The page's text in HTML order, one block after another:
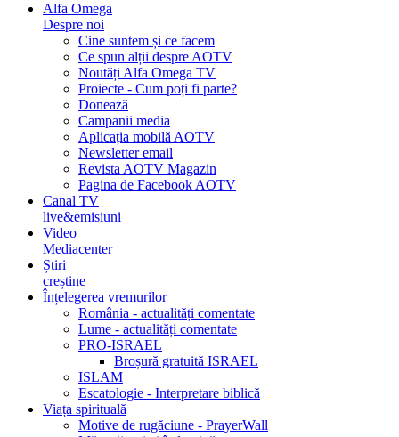
Alfa Omega
Despre noi
Cine suntem și ce facem
Ce spun alții despre AOTV
Noutăți Alfa Omega TV
Proiecte - Cum poți fi parte?
Donează
Campanii media
Aplicația mobilă AOTV
Newsletter email
Revista AOTV Magazin
Pagina de Facebook AOTV
Canal TV
live&emisiuni
Video
Mediacenter
Știri
creștine
Înțelegerea vremurilor
România - actualități comentate
Lume - actualități comentate
PRO-ISRAEL
Broșură gratuită ISRAEL
ISLAM
Escatologie - Interpretare biblică
Viața spirituală
Motive de rugăciune - PrayerWall